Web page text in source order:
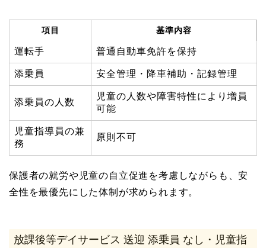
項目 基準内容
運転手 普通自動車免許を保持
添乗員 安全管理・降車補助・記録管理
添乗員の人数
児童の人数や障害特性により増員
可能
児童指導員の兼
務
原則不可
保護者の就労や児童の自立促進を考慮しながらも、安
全性を最優先にした体制が求められます。
放課後等デイサービス 送迎 添乗員 なし・児童指